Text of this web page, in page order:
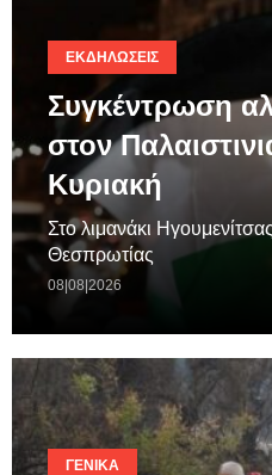
ΕΚΔΗΛΏΣΕΙΣ
Συγκέντρωση
στον
Κυριακή
Στο λιμανάκι
Θεσπρωτίας
08|08|2026
ΓΕΝΙΚΆ